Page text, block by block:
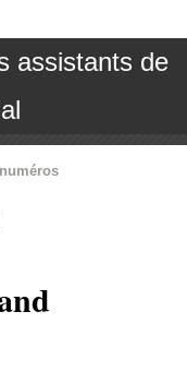
assistants de